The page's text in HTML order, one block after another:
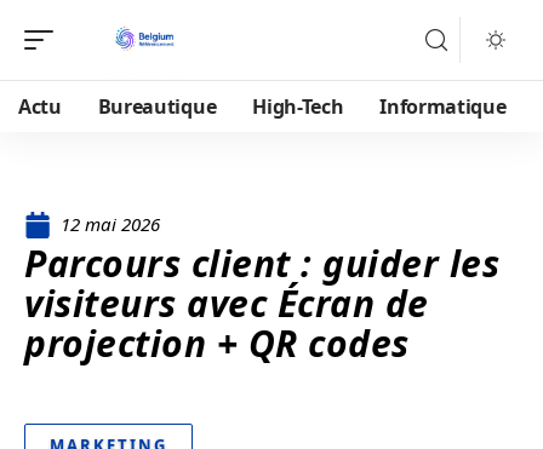
Actu Bureautique High-Tech Informatique
12 mai 2026
Parcours client : guider les
visiteurs avec Écran de
projection + QR codes